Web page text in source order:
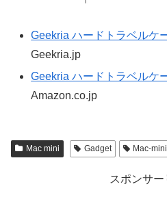
Geekria ハードトラベルケ
Geekria.jp
Geekria ハードトラベルケ
Amazon.co.jp
Mac mini Gadget Mac-
スポンサー